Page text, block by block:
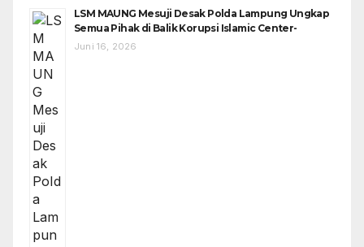
LSM MAUNG Mesuji Desak Polda Lampung Ungkap
Semua Pihak di Balik Korupsi Islamic Center-
Juni 16, 2026